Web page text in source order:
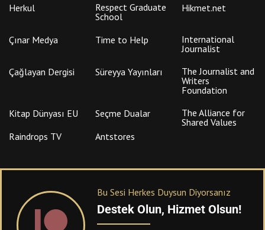
Herkul
Respect Graduate
School
Hikmet.net
Çınar Medya Time to Help
International
Journalist
Çağlayan Dergisi
Süreyya Yayınları
The Journalist and
Writers
Foundation
Kitap Dünyası EU
Seçme Dualar
The Alliance for
Shared Values
Raindrops TV
Antstores
Bu Sesi Herkes Duysun Diyorsanız
Destek Olun, Hizmet Olsun!